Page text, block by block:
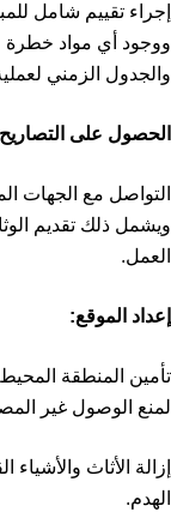
إجراء تقييم شامل
ووجود أي مواد خطرة
والجدول الزمني
الحصول على التصاريح
التواصل مع الجهات
ويشمل ذلك تقديم
العمل.
إعداد الموقع:
تأمين المنطقة
لمنع الوصول غير
إزالة الأثاث
الهدم.